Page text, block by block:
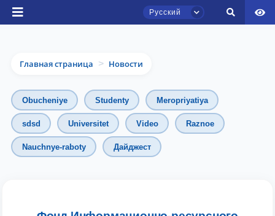
Русский
Главная страница > Новости
Obucheniye Studenty Meropriyatiya
sdsd Universitet Video Raznoe
Nauchnye-raboty Дайджест
Чат приёмной комиссии ТГЮУ
Онлайн